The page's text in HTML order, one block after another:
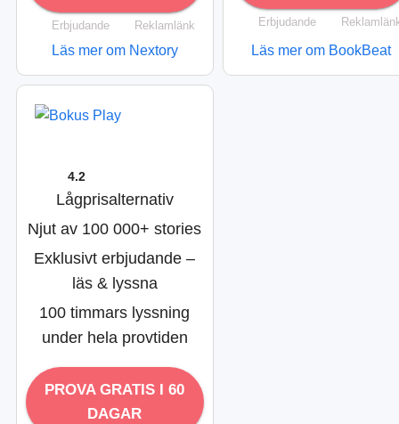
Erbjudande Reklamlänk
Läs mer om Nextory
Erbjudande
Läs mer om BookBeat
4.2
Lågprisalternativ
Njut av 100 000+ stories
Exklusivt erbjudande –
läs & lyssna
100 timmars lyssning
under hela provtiden
PROVA GRATIS I 60
DAGAR